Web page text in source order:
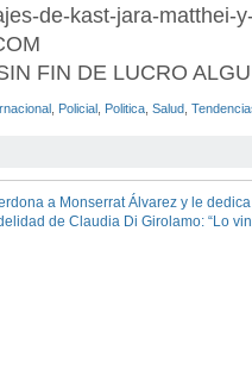
de-kast-jara-matthei-
FIN DE LUCRO
Policial Politica Salud
a Monserrat Álvarez y le
de Claudia Di Girolamo: “Lo